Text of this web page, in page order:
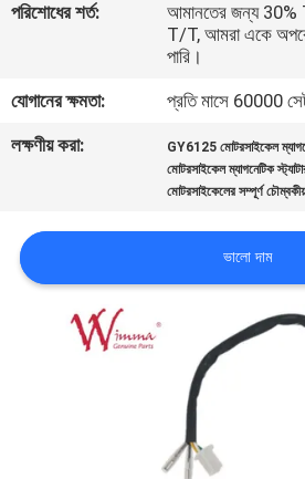
খবর
একটি
উদ্ধৃতি
সাইটম্যাপ
গোপনীয়তা
পরিশোধের শর্ত:
আমানতের জন্য 30%
T/T, আমরা একে
পারি।
যোগানের ক্ষমতা:
প্রতি মাসে 60000
লক্ষণীয় করা:
GY6125 মোটরসাইকেল
মোটরসাইকেল ম্যাগনেটিক
মোটরসাইকেলের সম্পূর্ণ
ভালো দাম